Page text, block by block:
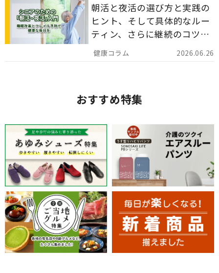
2026.06.26
朝活と夜活の選び方と実践の
ヒント、そして具体的なルー
ティン、さらに継続のコツま
でを詳しくご紹介します。
おすすめ特集